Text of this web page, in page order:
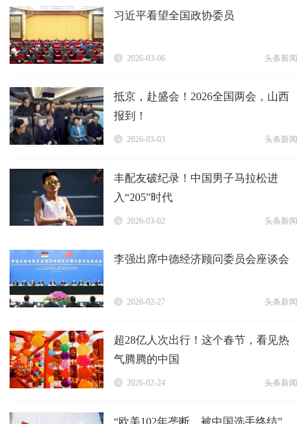
习近平看望全国政协委员
2026-03-06 头条新闻
抵京，赴盛会！2026全国两会，山西
报到！
2026-03-03 头条新闻
丰配友破纪录！中国男子马拉松进
入“205”时代
2026-03-02 头条新闻
李强出席中德经济顾问委员会座谈会
2026-02-27 头条新闻
超28亿人次出行！这个春节，看见热
气腾腾的中国
2026-02-24 头条新闻
“欧美102年垄断，被中国选手终结”